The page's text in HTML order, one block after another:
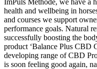
health and wellbeing in
and courses we support
performance goals. Natural
successfully boosting the
product ‘Balance Plus CBD
developing range of CBD
is soon feeling good again,